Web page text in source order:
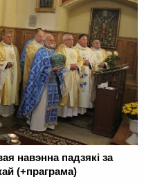
навэнна падзякі за
(+праграма)